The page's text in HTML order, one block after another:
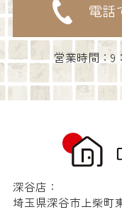
電話
営業時間：9
深谷店：
埼玉県深谷市上柴町